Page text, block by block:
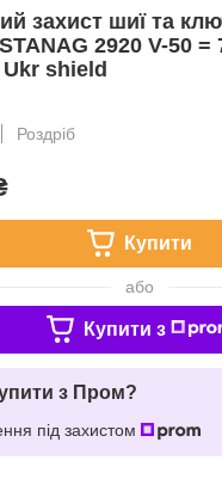
захист шиї та
2920 V-50 =
shield
Роздріб
Купити
або
Купити з
з Пром?
під захистом